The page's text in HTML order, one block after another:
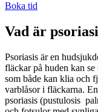
Boka tid
Vad är
Psoriasis är en
fläckar på huden kan
som både kan klia och
varblåsor i fläckarna.
psoriasis (pustulosis